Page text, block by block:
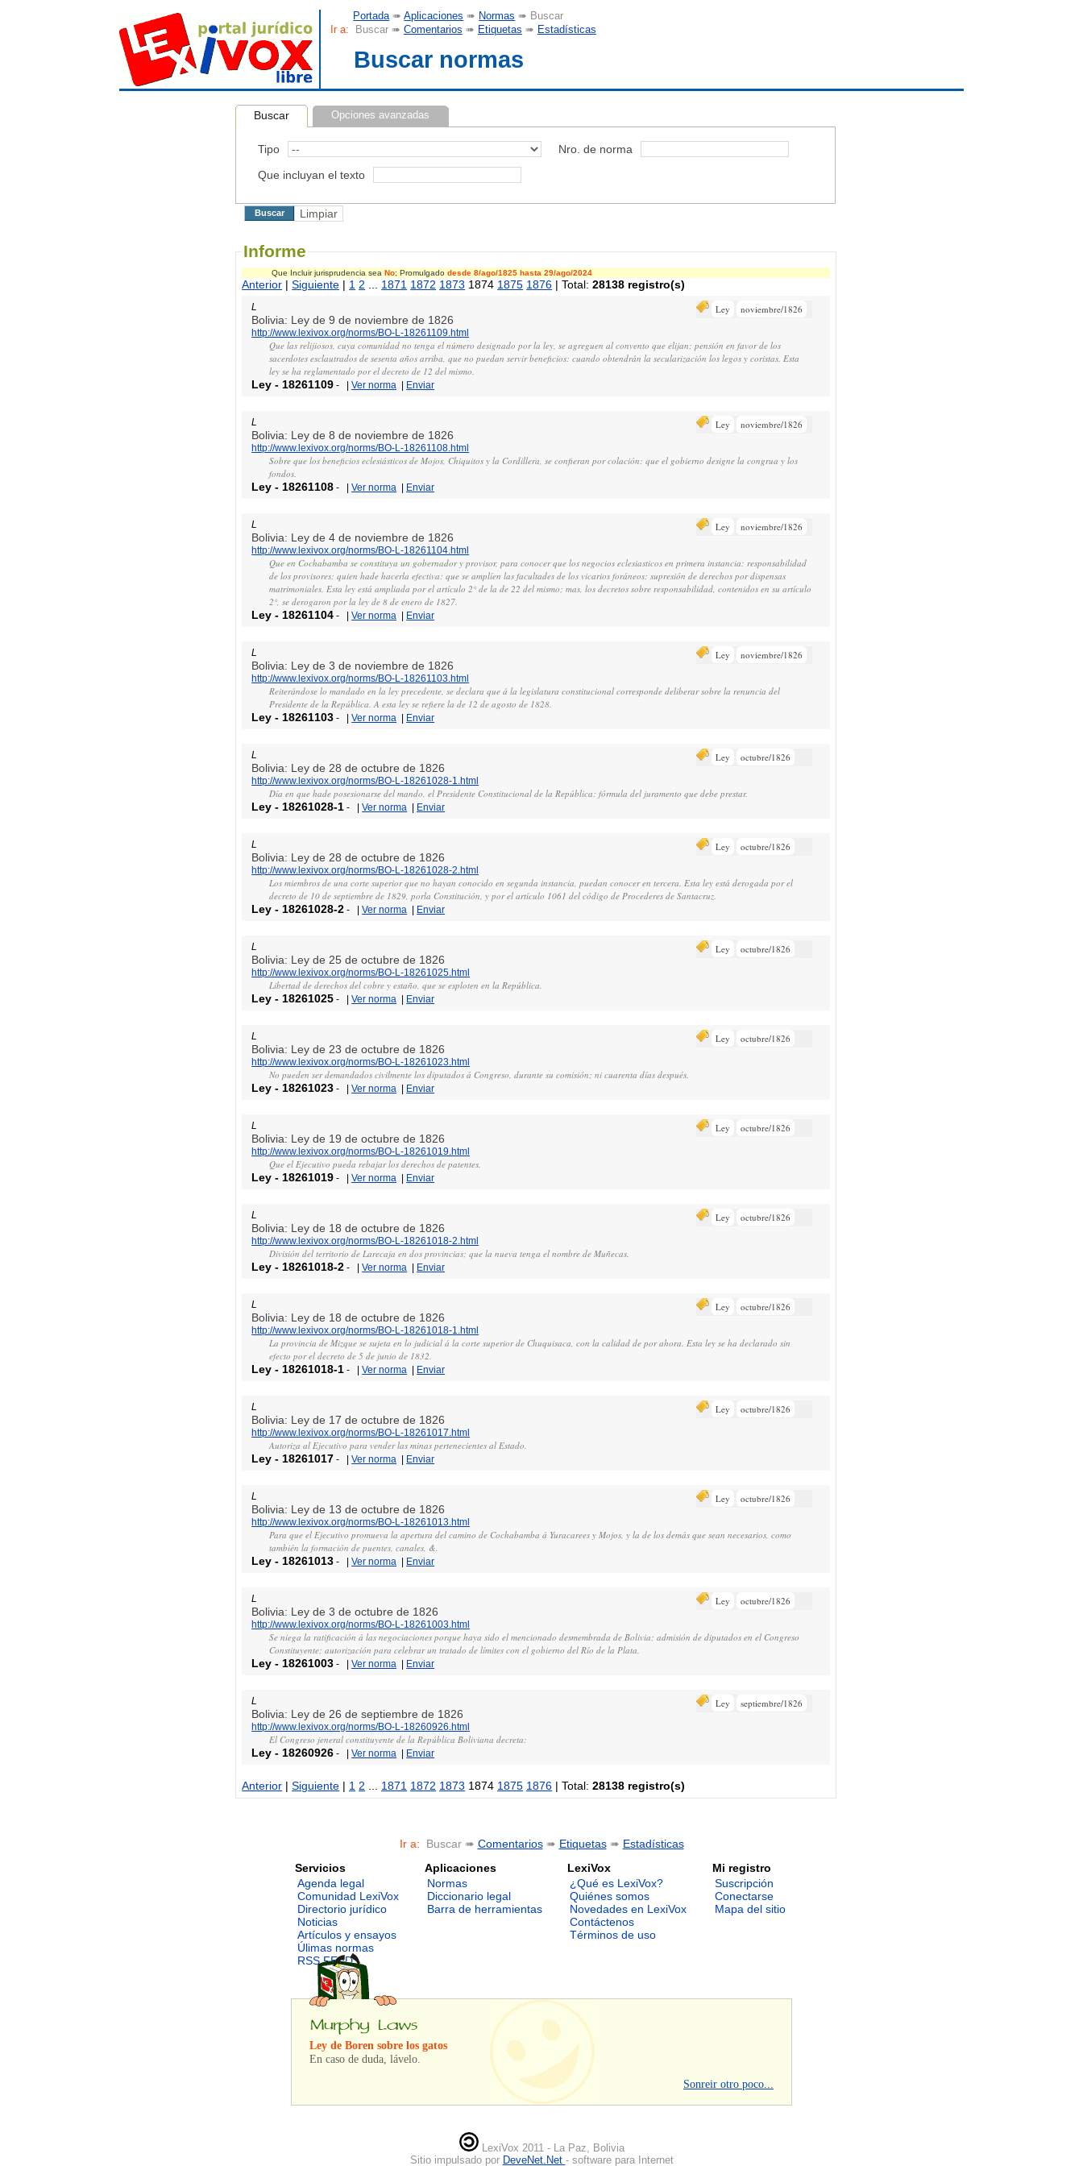
Portada ➠Aplicaciones ➠ Normas ➠ Buscar
Ir a: Buscar ➠ Comentarios ➠ Etiquetas ➠ Estadísticas
Buscar normas
Buscar Opciones avanzadas
Tipo Nro. de norma
Que incluyan el texto
Informe
Que Incluir jurisprudencia sea No; Promulgado desde 8/ago/1825 hasta 29/ago/2024
Anterior |Siguiente | 1 2 1871 1872 1873 1874 1875 1876 | Total:28138 registro(s)
L Ley noviembre/1826
Bolivia: Ley de 9 de noviembre de 1826
http://www.lexivox.org/norms/BO-L-18261109.html
Que las relijiosos, cuya comunidad no tenga el número designado por la ley, se agreguen al convento que elijan; pensión en favor de los
sacerdotes esclautrados de sesenta años arriba, que no puedan servir beneficios: cuando obtendrán la secularización los legos y coristas. Esta
ley se ha reglamentado por el decreto de 12 del mismo.
Ley - 18261109 - |Ver norma Enviar
L Ley noviembre/1826
Bolivia: Ley de 8 de noviembre de 1826
http://www.lexivox.org/norms/BO-L-18261108.html
Sobre que los beneficios eclesiásticos de Mojos, Chiquitos y la Cordillera, se confieran por colación: que el gobierno designe la congrua y los
fondos.
Ley - 18261108 - |Ver norma Enviar
L Ley noviembre/1826
Bolivia: Ley de 4 de noviembre de 1826
http://www.lexivox.org/norms/BO-L-18261104.html
Que en Cochabamba se constituya un gobernador y provisor, para conocer que los negocios eclesiasticos en primera instancia: responsabilidad
de los provisores: quien hade hacerla efectiva: que se amplíen las facultades de los vicarios foráneos: supresión de derechos por dispensas
matrimoniales. Esta ley está ampliada por el artículo 2° de la de 22 del mismo; mas, los decretos sobre responsabilidad, contenidos en su artículo
2°, se derogaron por la ley de 8 de enero de 1827.
Ley - 18261104 - |Ver norma Enviar
L Ley noviembre/1826
Bolivia: Ley de 3 de noviembre de 1826
http://www.lexivox.org/norms/BO-L-18261103.html
Reiterándose lo mandado en la ley precedente, se declara que á la legislatura constitucional corresponde deliberar sobre la renuncia del
Presidente de la República. A esta ley se refiere la de 12 de agosto de 1828.
Ley - 18261103 - |Ver norma Enviar
L Ley octubre/1826
Bolivia: Ley de 28 de octubre de 1826
http://www.lexivox.org/norms/BO-L-18261028-1.html
Día en que hade posesionarse del mando, el Presidente Constitucional de la República: fórmula del juramento que debe prestar.
Ley - 18261028-1 - |Ver norma Enviar
L Ley octubre/1826
Bolivia: Ley de 28 de octubre de 1826
http://www.lexivox.org/norms/BO-L-18261028-2.html
Los miembros de una corte superior que no hayan conocido en segunda instancia, puedan conocer en tercera. Esta ley está derogada por el
decreto de 10 de septiembre de 1829, porla Constitución, y por el artículo 1061 del código de Procederes de Santacruz.
Ley - 18261028-2 - |Ver norma Enviar
L Ley octubre/1826
Bolivia: Ley de 25 de octubre de 1826
http://www.lexivox.org/norms/BO-L-18261025.html
Libertad de derechos del cobre y estaño, que se esploten en la República.
Ley - 18261025 - |Ver norma Enviar
L Ley octubre/1826
Bolivia: Ley de 23 de octubre de 1826
http://www.lexivox.org/norms/BO-L-18261023.html
No pueden ser demandados civilmente los diputados á Congreso, durante su comisión; ni cuarenta días después.
Ley - 18261023 - |Ver norma Enviar
L Ley octubre/1826
Bolivia: Ley de 19 de octubre de 1826
http://www.lexivox.org/norms/BO-L-18261019.html
Que el Ejecutivo pueda rebajar los derechos de patentes.
Ley - 18261019 - |Ver norma Enviar
L Ley octubre/1826
Bolivia: Ley de 18 de octubre de 1826
http://www.lexivox.org/norms/BO-L-18261018-2.html
División del territorio de Larecaja en dos provincias; que la nueva tenga el nombre de Muñecas.
Ley - 18261018-2 - |Ver norma Enviar
L Ley octubre/1826
Bolivia: Ley de 18 de octubre de 1826
http://www.lexivox.org/norms/BO-L-18261018-1.html
La provincia de Mizque se sujeta en lo judicial á la corte superior de Chuquisaca, con la calidad de por ahora. Esta ley se ha declarado sin
efecto por el decreto de 5 de junio de 1832.
Ley - 18261018-1 - |Ver norma Enviar
L Ley octubre/1826
Bolivia: Ley de 17 de octubre de 1826
http://www.lexivox.org/norms/BO-L-18261017.html
Autoriza al Ejecutivo para vender las minas pertenecientes al Estado.
Ley - 18261017 - |Ver norma Enviar
L Ley octubre/1826
Bolivia: Ley de 13 de octubre de 1826
http://www.lexivox.org/norms/BO-L-18261013.html
Para que el Ejecutivo promueva la apertura del camino de Cochabamba á Yuracarees y Mojos, y la de los demás que sean necesarios, como
también la formación de puentes, canales, &.
Ley - 18261013 - |Ver norma Enviar
L Ley octubre/1826
Bolivia: Ley de 3 de octubre de 1826
http://www.lexivox.org/norms/BO-L-18261003.html
Se niega la ratificación á las negociaciones porque haya sido el mencionado desmembrada de Bolivia; admisión de diputados en el Congreso
Constituyente; autorización para celebrar un tratado de límites con el gobierno del Río de la Plata.
Ley - 18261003 - |Ver norma Enviar
L Ley septiembre/1826
Bolivia: Ley de 26 de septiembre de 1826
http://www.lexivox.org/norms/BO-L-18260926.html
El Congreso jeneral constituyente de la República Boliviana decreta:
Ley - 18260926 - |Ver norma Enviar
Anterior |Siguiente | 1 2 1871 1872 1873 1874 1875 1876 | Total:28138 registro(s)
Ir a: Buscar ➠ Comentarios➠ Etiquetas➠ Estadísticas
Servicios
Agenda legal
Comunidad LexiVox
Directorio jurídico
Noticias
Artículos y ensayos
Úlimas normas
RSS FEED
Aplicaciones
Normas
Diccionario legal
Barra de herramientas
LexiVox
¿Qué es LexiVox?
Quiénes somos
Novedades en LexiVox
Contáctenos
Términos de uso
Mi registro
Suscripción
Conectarse
Mapa del sitio
Ley de Boren sobre los gatos
En caso de duda, lávelo.
Sonreir otro poco...
LexiVox 2011 - La Paz, Bolivia
Sitio impulsado por DeveNet.Net - software para Internet